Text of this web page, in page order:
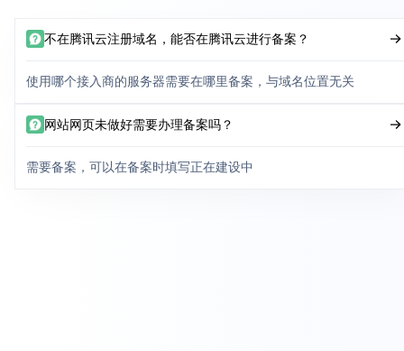
不在腾讯云注册域名，能否在腾讯云进行备案？
使用哪个接入商的服务器需要在哪里备案，与域名位置无关
网站网页未做好需要办理备案吗？
需要备案，可以在备案时填写正在建设中